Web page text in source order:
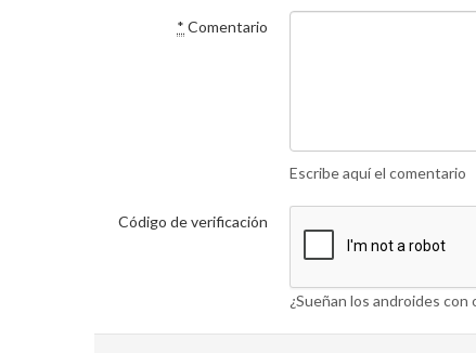
* Comentario
Escribe aquí el comentario
Código de verificación
¿Sueñan los androides con